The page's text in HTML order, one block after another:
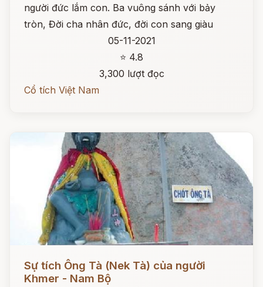
người đức lắm con. Ba vuông sánh với bảy
tròn, Đời cha nhân đức, đời con sang giàu
05-11-2021
⭐ 4.8
3,300 lượt đọc
Cổ tích Việt Nam
Sự tích Ông Tà (Nek Tà) của người
Khmer - Nam Bộ